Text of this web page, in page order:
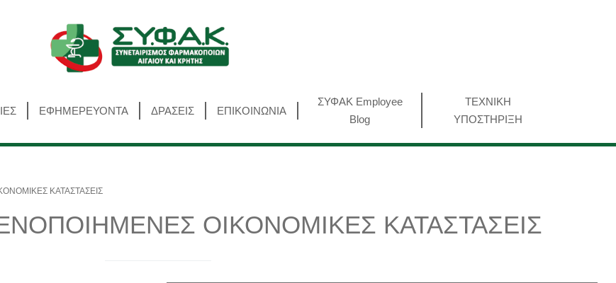
ΕΦΗΜΕΡΕΥΟΝΤΑ ΔΡΑΣΕΙΣ ΕΠΙΚΟΙΝΩΝΙΑ
ΣΥΦΑΚ Employee
Blog
ΤΕΧΝΙΚΗ
ΥΠΟΣΤΗΡΙΞΗ
ΚΑΤΑΣΤΑΣΕΙΣ
ΟΙΚΟΝΟΜΙΚΕΣ ΚΑΤΑΣΤΑΣΕΙΣ